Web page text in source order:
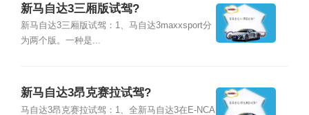
新马自达3三厢版试驾?
新马自达3三厢版试驾：1、马自达3maxxsport分
为两个版。一种是...
新马自达3昂克赛拉试驾?
马自达3昂克赛拉试驾：1、全新马自达3在E-NCA